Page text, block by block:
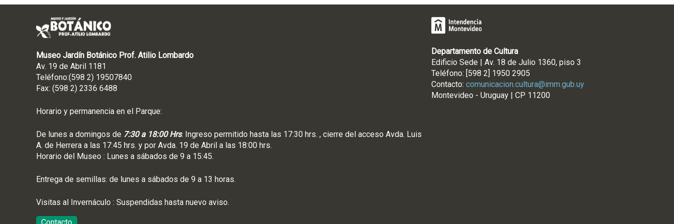
Museo Jardín Botánico Prof. Atilio Lombardo
Av. 19 de Abril 1181
Teléfono:(598 2) 19507840
Fax: (598 2) 2336 6488
Horario y permanencia en el Parque:
De lunes a domingos de 7:30 a 18:00 Hrs. Ingreso permitido hasta las 17:30 hrs. , cierre del acceso Avda. Luis
A. de Herrera a las 17:45 hrs. y por Avda. 19 de Abril a las 18:00 hrs.
Horario del Museo : Lunes a sábados de 9 a 15:45.
Entrega de semillas: de lunes a sábados de 9 a 13 horas.
Visitas al Invernáculo : Suspendidas hasta nuevo aviso.
Departamento de Cultura
Edificio Sede | Av. 18 de Julio 1360, piso 3
Teléfono: [598 2] 1950 2905
Contacto: comunicacion.cultura@imm.gub.uy
Montevideo - Uruguay | CP 11200